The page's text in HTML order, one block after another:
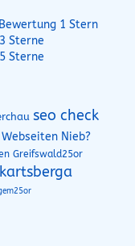
seo check
Nieb?
Greifswald25or